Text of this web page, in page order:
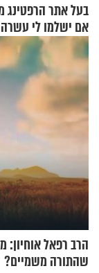
בעל אתר הרפטינג
אם ישלמו לי עשרה
שקלים - לא
שהתורה משמיים?